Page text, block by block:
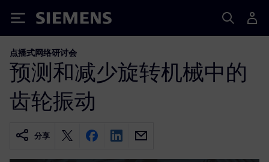
Siemens
点播式网络研讨会
预测和减少旋转机械中的
齿轮振动
分享